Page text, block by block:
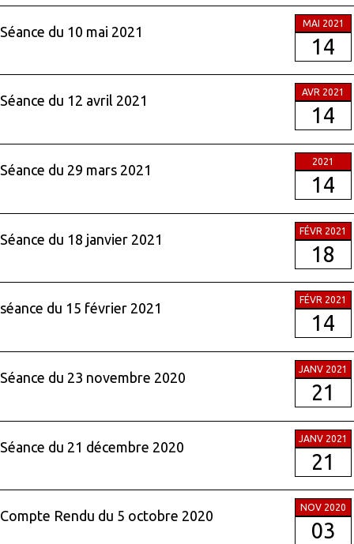
Séance du 10 mai 2021
MAI 2021
14
Séance du 12 avril 2021
AVR 2021
14
Séance du 29 mars 2021
2021
14
Séance du 18 janvier 2021
FÉVR 2021
18
séance du 15 février 2021
FÉVR 2021
14
Séance du 23 novembre 2020
JANV 2021
21
Séance du 21 décembre 2020
JANV 2021
21
Compte Rendu du 5 octobre 2020
NOV 2020
03